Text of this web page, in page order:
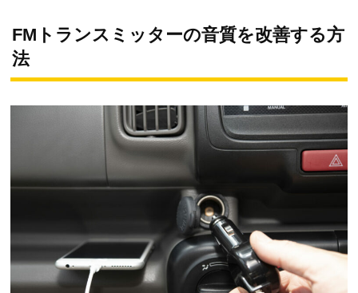
FMトランスミッターの音質を改善する方
法